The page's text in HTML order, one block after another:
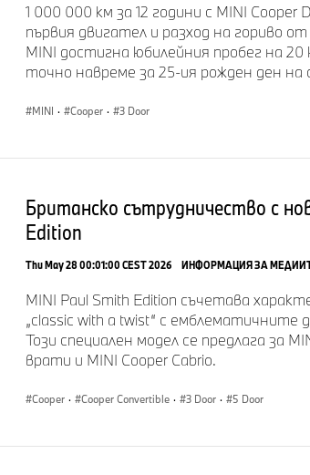
(Великобритания).
Новото поколение на MINI Cooper S е
автомобилното изложение в Токио, Япония.
MINI достига важен показател – 100 000
Представени са MINI One и MINI Cooper D.
Първото MINI Clubman празнува своята
Представено е първото MINI Countryman.
MINI представя Cooper за първи път като
MINI представя ново лого на марката.
MINI достига важната цифра от 3 000 000
1 000 000 км за 12 години с MINI
първия двигател и разход на гориво
MINI достигна юбилейния пробег на
точно навреме за 25-ия рожден ден
MINI · Cooper · 3 Door
Британско сътрудничество с
Edition
Thu May 28 00:01:00 CEST 2026 ИНФОРМАЦИЯ ЗА
MINI Paul Smith Edition съчетава
„classic with a twist“ с емблематичните
Този специален модел се предлага за
врати и MINI Cooper Cabrio.
Cooper · Cooper Convertible · 3 Door · 5 Door